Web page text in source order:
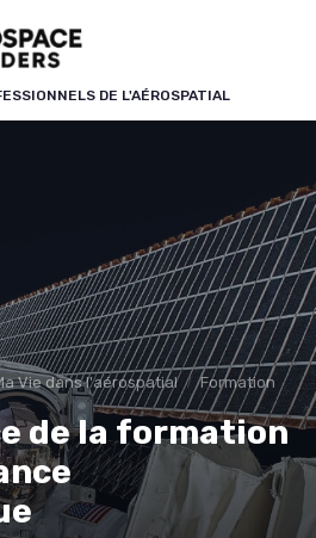
DE L'AÉROSPATIAL
Vie dans l'aérospatial Formation
de la formation